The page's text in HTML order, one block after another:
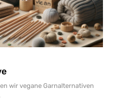
wir vegane Garnalternativen